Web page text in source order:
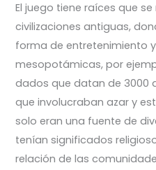
El juego tiene raíces que
civilizaciones antiguas,
forma de entretenimiento
mesopotámicas, por
dados que datan de 3000
que involucraban azar y
solo eran una fuente de
tenían significados
relación de las